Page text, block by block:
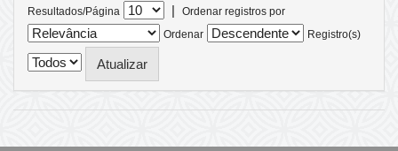
Resultados/Página |
Ordenar registros por
Ordenar
Registro(s)